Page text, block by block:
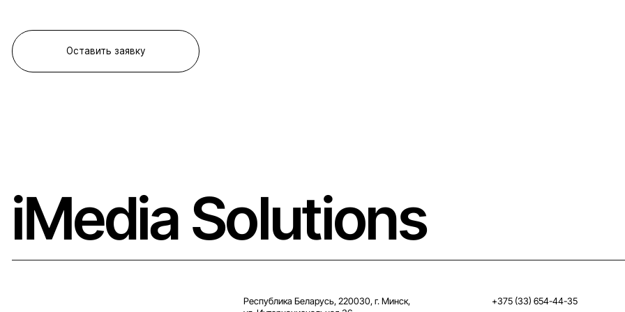
Оставить заявку
iMedia Solutions
Республика Беларусь, 220030, г. Минск,
+375 (33) 654-44-35